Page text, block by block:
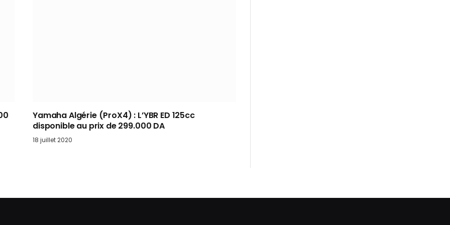
Yamaha Algérie (ProX4) : L’YBR ED 125cc
disponible au prix de 299.000 DA
18 juillet 2020